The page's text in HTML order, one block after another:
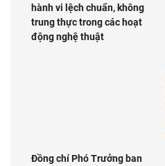
hành vi lệch chuẩn, không
trung thực trong các hoạt
động nghệ thuật
Đồng chí Phó Trưởng ban